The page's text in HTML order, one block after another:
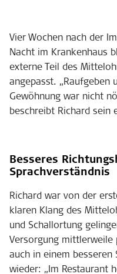
Vier Wochen nach der
Nacht im Krankenhaus
externe Teil des
angepasst. „Raufgeben
Gewöhnung war nicht
beschreibt Richard sein
Besseres
Sprachverständnis
Richard war von der
klaren Klang des
und Schallortung
Versorgung
auch in einem besseren
wieder: „Im Restaurant